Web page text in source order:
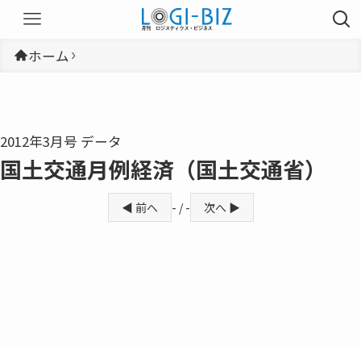
ホーム
2012年3月号 データ
国土交通月例経済（国土交通省）
◀ 前へ - / - 次へ ▶